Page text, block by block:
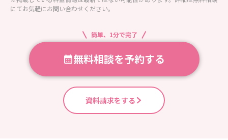
にてお気軽にお問い合わせください。
簡単、1分で完了
無料相談を予約する
資料請求をする